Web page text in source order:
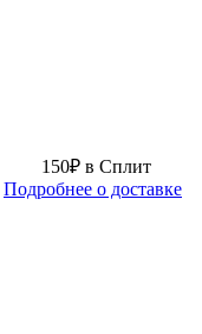
150₽ в Сплит
Подробнее о доставке